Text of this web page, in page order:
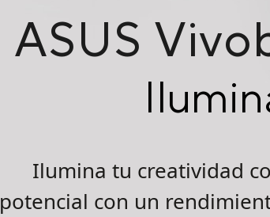
ASUS
Ilumina tu creatividad
potencial con un